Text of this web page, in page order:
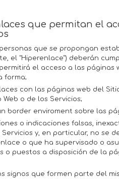
que permitan el
que se propongan
el "Hiperenlace") deberán
el acceso a las páginas
forma;
con las páginas web del
o de los Servicios;
border enviroment sobre las
o indicaciones falsas,
Servicios y, en particular, no se
o que ha supervisado o
o puestos a disposición de la
signos que formen parte del